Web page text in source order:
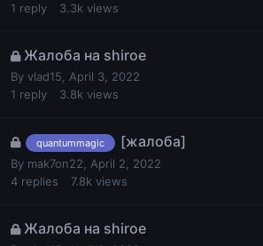
1 reply 3.3k views
Жалоба на shiroe
By vlad15
April 3, 2022
1 reply 3.8k views
quantummagic [жалоба]
By mak7on22
April 2, 2022
4 replies 7.8k views
Жалоба на shiroe